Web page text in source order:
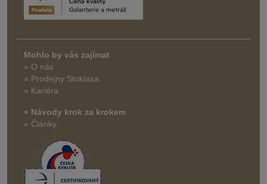
Mohlo by vás zajímat
» O nás
» Prodejny Stoklasa
» Kariéra
» Návody krok za krokem
» Články